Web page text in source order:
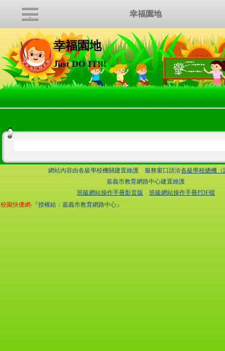
幸福園地
Just DO IT!!!
網站內容由各級學校機關建置維護 服務窗口請洽各級學校總機（
嘉義市教育網路中心建置維護
班級網站操作手冊影音版
班級網站操作手冊PDF檔
校園快優網‧『授權給：嘉義市教育網路中心』
幸福園地